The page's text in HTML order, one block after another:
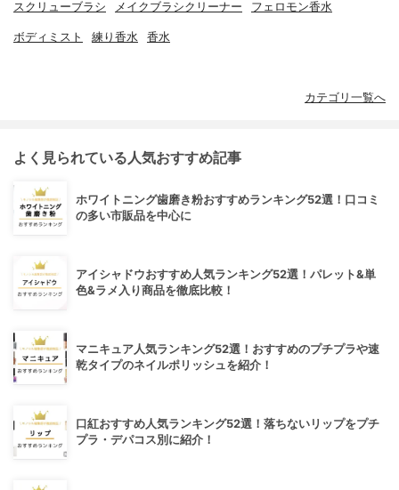
スクリューブラシ メイクブラシクリーナー フェロモン香水
ボディミスト 練り香水 香水
カテゴリ一覧へ
よく見られている人気おすすめ記事
ホワイトニング歯磨き粉おすすめランキング52選！口コミ
の多い市販品を中心に
アイシャドウおすすめ人気ランキング52選！パレット&単
色&ラメ入り商品を徹底比較！
マニキュア人気ランキング52選！おすすめのプチプラや速
乾タイプのネイルポリッシュを紹介！
口紅おすすめ人気ランキング52選！落ちないリップをプチ
プラ・デパコス別に紹介！